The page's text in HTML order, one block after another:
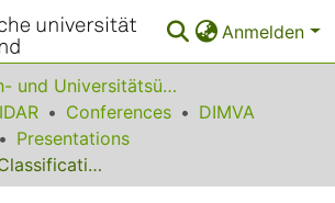
Anmelden
Fach- und Universitätsübergreifendes
Conferences
DIMVA
Presentations
Learning and Classification of Malware Behavior